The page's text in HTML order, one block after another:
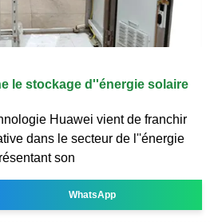
le stockage d''énergie solaire
Huawei vient de franchir
dans le secteur de l''énergie
son
WhatsApp